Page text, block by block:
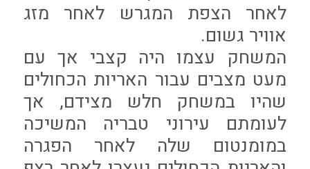
לאחר הצפת המגרש לאחר מזג
אוויר גשום.
המשחק עצמו היה קצבי אך עם
מעט מצבים עבור האריות הכחולים
שהיו במשחק חלש מצידם, אך
לעומתם עירוני טבריה המשיכה
במומנטום שלה לאחר הפגרה